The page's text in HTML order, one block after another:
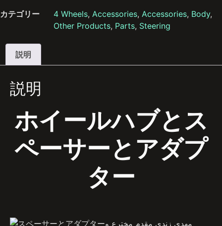
カテゴリー 4 Wheels, Accessories, Accessories, Body,
Other Products, Parts, Steering
説明
説明
ホイールハブとス
ペーサーとアダプ
ター